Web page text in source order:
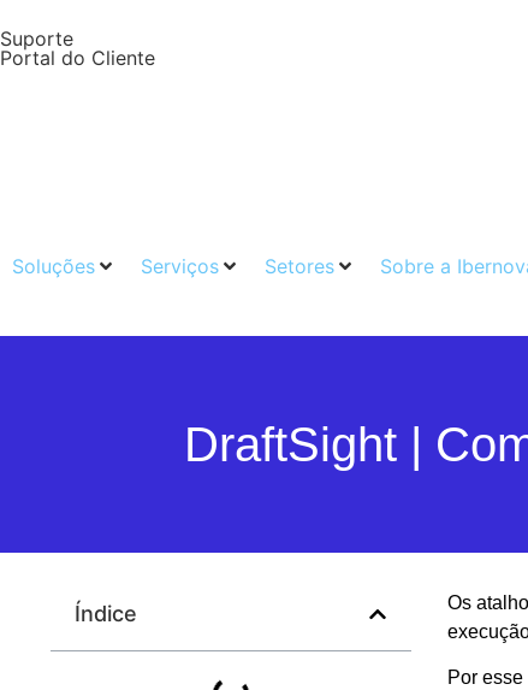
Suporte
Portal do Cliente
Soluções Serviços Setores Sobre a
DraftSight |
Índice Os
Por